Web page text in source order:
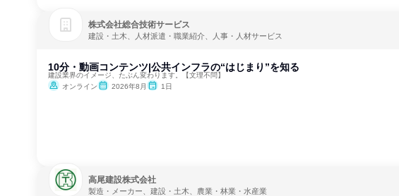
株式会社総合技術サービス
建設・土木、人材派遣・職業紹介、人事・人材サービス
10分・動画コンテンツ|公共インフラの“はじまり”を知る
建設業界のイメージ、たぶん変わります。【文理不問】
オンライン
2026年8月 1日
高尾建設株式会社
製造・メーカー、建設・土木、農業・林業・水産業